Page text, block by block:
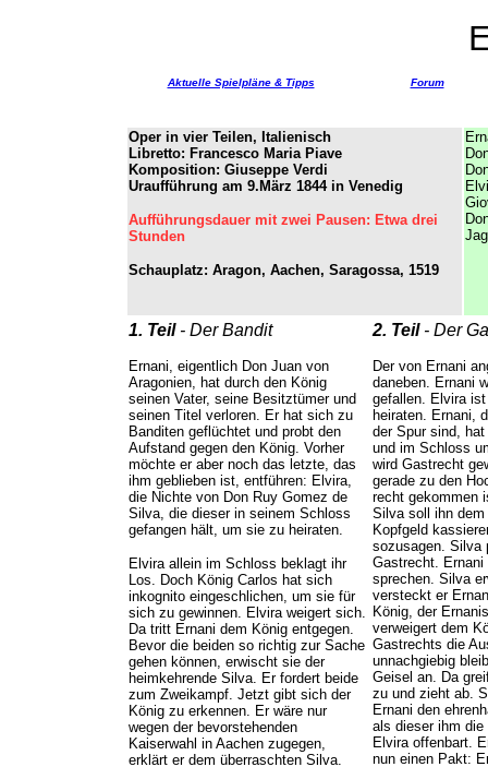
Aktuelle Spielpläne & Tipps Forum
Oper in vier Teilen, Italienisch
Libretto: Francesco Maria Piave
Komposition: Giuseppe Verdi
Uraufführung am 9.März 1844 in Venedig
Aufführungsdauer mit zwei Pausen: Etwa drei
Stunden
Schauplatz: Aragon, Aachen, Saragossa, 1519
1. Teil- Der Bandit
Ernani, eigentlich Don Juan von
Aragonien, hat durch den König
seinen Vater, seine Besitztümer und
seinen Titel verloren. Er hat sich zu
Banditen geflüchtet und probt den
Aufstand gegen den König. Vorher
möchte er aber noch das letzte, das
ihm geblieben ist, entführen: Elvira,
die Nichte von Don Ruy Gomez de
Silva, die dieser in seinem Schloss
gefangen hält, um sie zu heiraten.
Elvira allein im Schloss beklagt ihr
Los. Doch König Carlos hat sich
inkognito eingeschlichen, um sie für
sich zu gewinnen. Elvira weigert sich.
Da tritt Ernani dem König entgegen.
Bevor die beiden so richtig zur Sache
gehen können, erwischt sie der
heimkehrende Silva. Er fordert beide
zum Zweikampf. Jetzt gibt sich der
König zu erkennen. Er wäre nur
wegen der bevorstehenden
Kaiserwahl in Aachen zugegen,
erklärt er dem überraschten Silva.
2. Teil - Der
Der von Ernani
daneben. Ernani
gefallen. Elvira
heiraten. Ernani,
der Spur sind,
und im Schloss
wird Gastrecht
gerade zu den
recht gekommen
Silva soll ihn
Kopfgeld
sozusagen. Silva
Gastrecht.
sprechen. Silva
versteckt er
König, der
verweigert dem
Gastrechts die
unnachgiebig
Geisel an. Da
zu und zieht ab.
Ernani den
als dieser ihm
Elvira offenbart.
nun einen Pakt: